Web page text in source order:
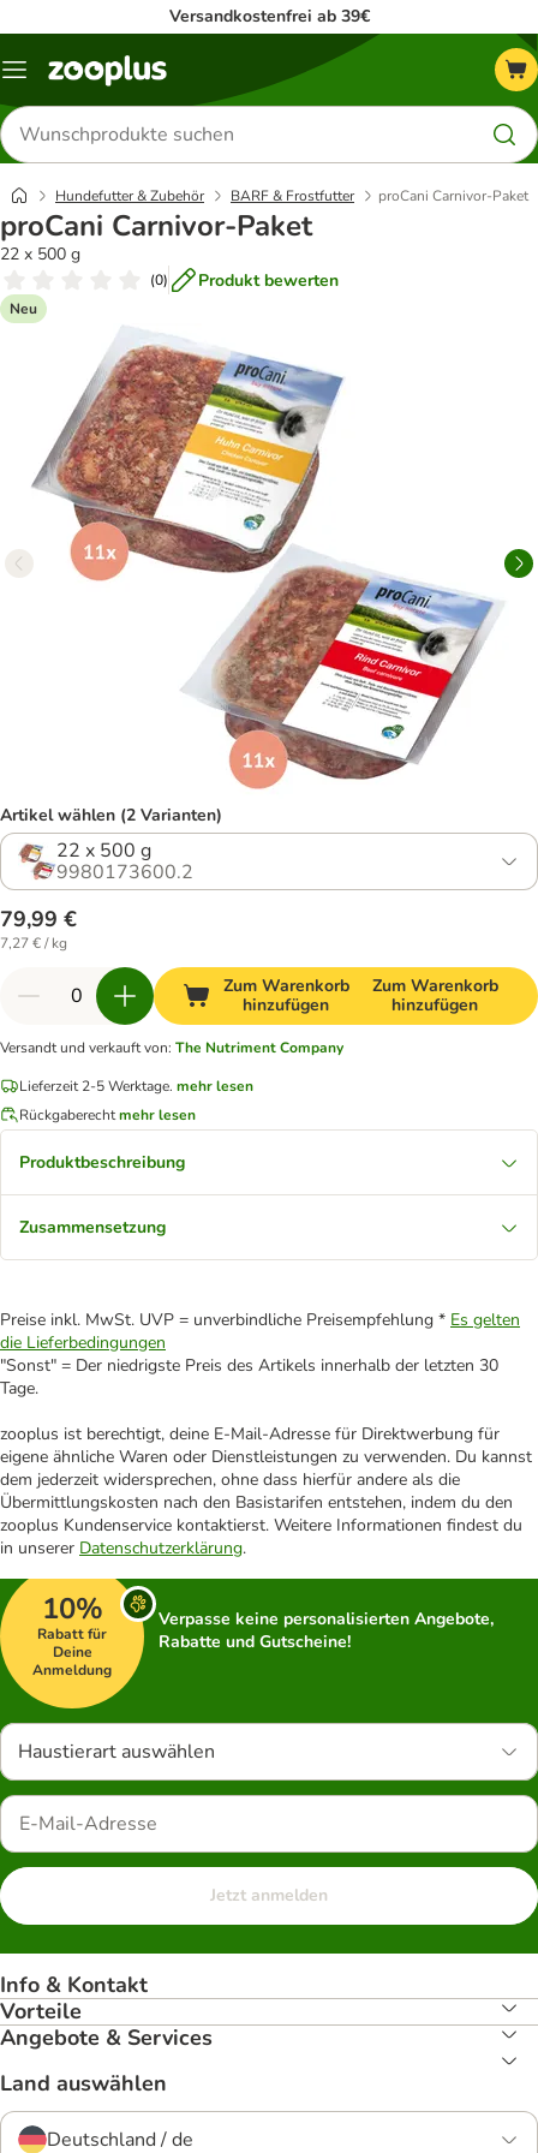
Versandkostenfrei ab 39€
Menü
Produkte
suchen
Hundefutter & Zubehör BARF & Frostfutter proCani Carnivor-Paket
proCani Carnivor-Paket
22 x 500 g
(0) Produkt bewerten
Neu
Artikel wählen (2 Varianten)
22 x 500 g
9980173600.2
79,99 €
7,27 € / kg
Zum Warenkorb
hinzufügen
Zum Warenkorb
hinzufügen
Versandt und verkauft von: The Nutriment Company
Lieferzeit 2-5 Werktage. mehr lesen
Rückgaberechtmehr lesen
Produktbeschreibung
Zusammensetzung
Preise inkl. MwSt. UVP = unverbindliche Preisempfehlung * Es gelten
die Lieferbedingungen
"Sonst" = Der niedrigste Preis des Artikels innerhalb der letzten 30
Tage.
zooplus ist berechtigt, deine E-Mail-Adresse für Direktwerbung für
eigene ähnliche Waren oder Dienstleistungen zu verwenden. Du kannst
dem jederzeit widersprechen, ohne dass hierfür andere als die
Übermittlungskosten nach den Basistarifen entstehen, indem du den
zooplus Kundenservice kontaktierst. Weitere Informationen findest du
in unserer Datenschutzerklärung.
10%
Rabatt für
Deine
Anmeldung
Verpasse keine personalisierten Angebote,
Rabatte und Gutscheine!
Haustierart auswählen
Jetzt anmelden
Info & Kontakt
Vorteile
Angebote & Services
Land auswählen
Deutschland / de